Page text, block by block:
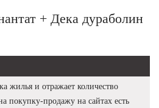
+ Дека дураболин
жилья и отражает количество
покупку-продажу на сайтах есть